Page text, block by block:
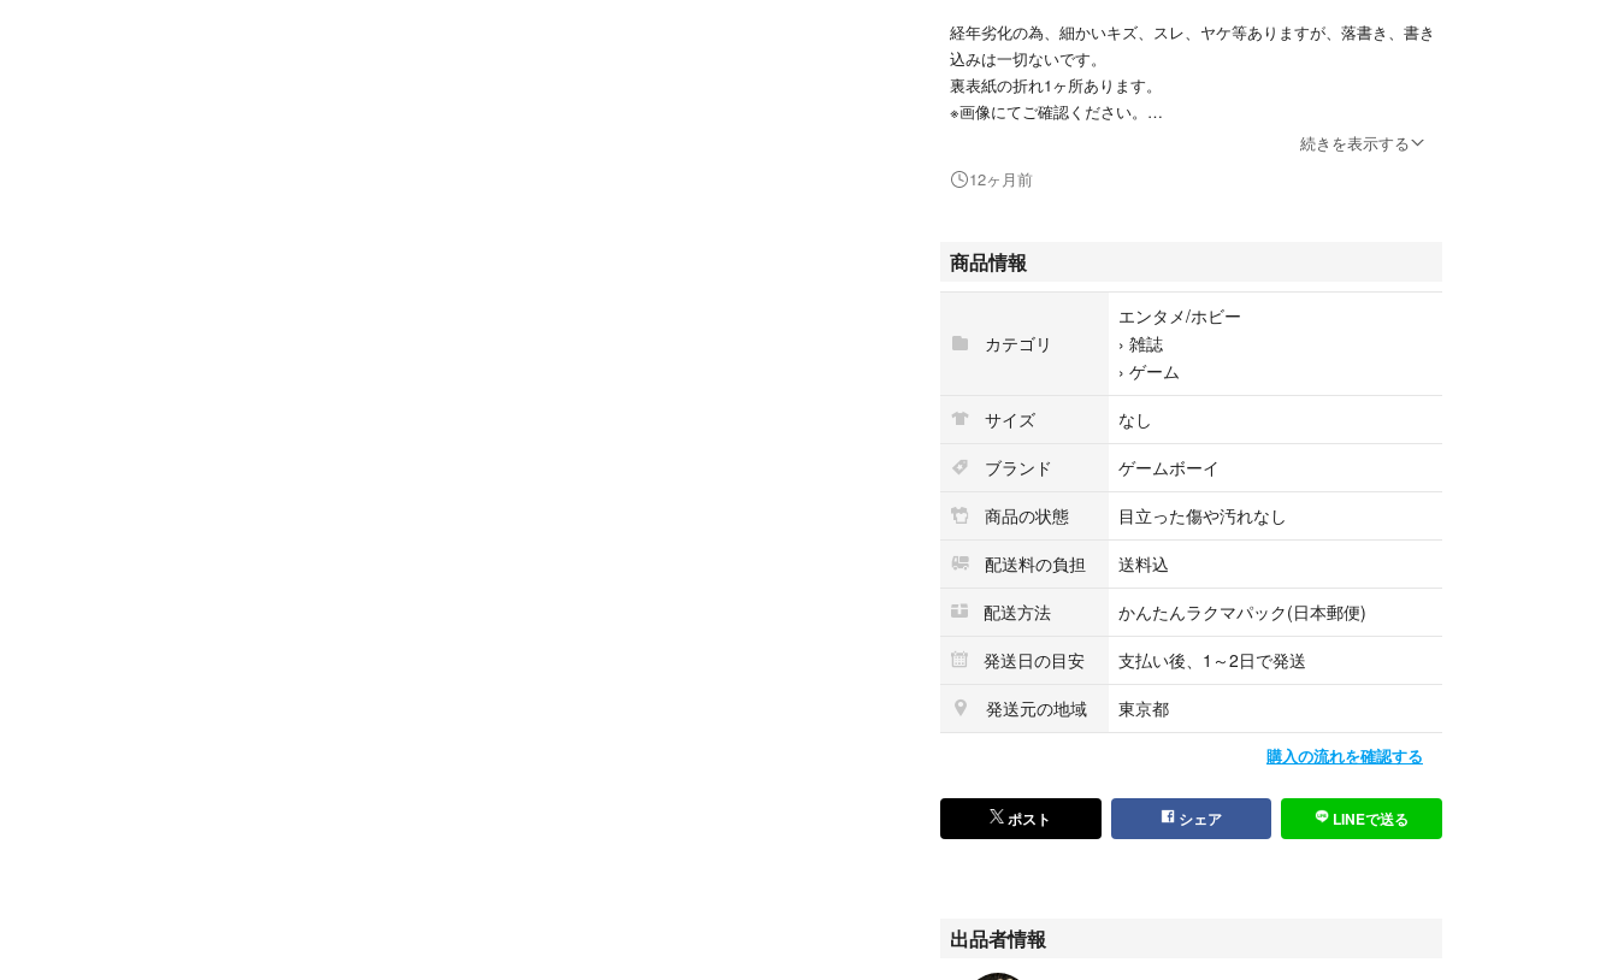
経年劣化の為、細かいキズ、スレ、ヤケ等ありますが、落書き、書き
込みは一切ないです。
裏表紙の折れ1ヶ所あります。
※画像にてご確認ください。
慮ください。
続きを表示する
12ヶ月前
商品情報
カテゴリ
エンタメ/ホビー
› 雑誌
› ゲーム
サイズ
なし
ブランド
ゲームボーイ
商品の状態
目立った傷や汚れなし
配送料の負担
送料込
配送方法
かんたんラクマパック(日本郵便)
発送日の目安
支払い後、1～2日で発送
発送元の地域
東京都
購入の流れを確認する
ポスト シェア LINEで送る
出品者情報